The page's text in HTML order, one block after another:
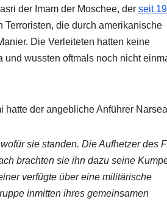
der Imam der Moschee, der seit
die durch amerikanische
Die Verleiteten hatten keine
wussten oftmals noch nicht
der angebliche Anführer Narseal
sie standen. Die Aufhetzer des
brachten sie ihn dazu seine
verfügte über eine militärische
inmitten ihres gemeinsamen